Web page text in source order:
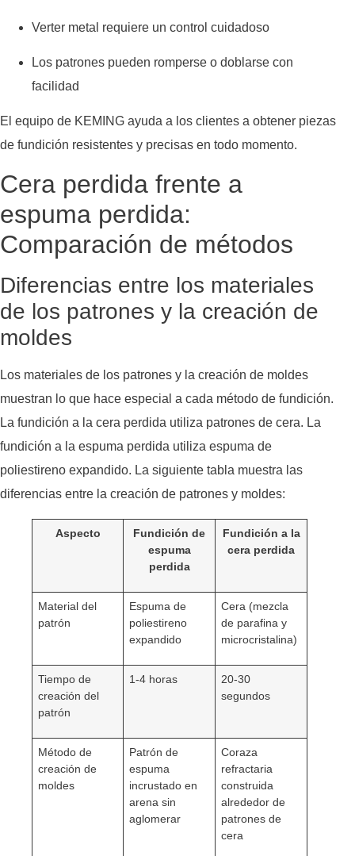
Verter metal requiere un control cuidadoso
Los patrones pueden romperse o doblarse con
facilidad
El equipo de KEMING ayuda a los clientes a obtener piezas
de fundición resistentes y precisas en todo momento.
Cera perdida frente a
espuma perdida:
Comparación de métodos
Diferencias entre los materiales
de los patrones y la creación de
moldes
Los materiales de los patrones y la creación de moldes
muestran lo que hace especial a cada método de fundición.
La fundición a la cera perdida utiliza patrones de cera. La
fundición a la espuma perdida utiliza espuma de
poliestireno expandido. La siguiente tabla muestra las
diferencias entre la creación de patrones y moldes:
Aspecto
Fundición de
espuma
perdida
Fundición a la
cera perdida
Material del
patrón
Espuma de
poliestireno
expandido
Cera (mezcla
de parafina y
microcristalina)
Tiempo de
creación del
patrón
1-4 horas
20-30
segundos
Método de
creación de
moldes
Patrón de
espuma
incrustado en
arena sin
aglomerar
Coraza
refractaria
construida
alrededor de
patrones de
cera